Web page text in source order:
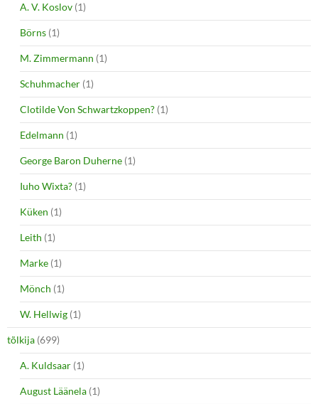
A. V. Koslov (1)
Börns (1)
M. Zimmermann (1)
Schuhmacher (1)
Clotilde Von Schwartzkoppen? (1)
Edelmann (1)
George Baron Duherne (1)
Iuho Wixta? (1)
Küken (1)
Leith (1)
Marke (1)
Mönch (1)
W. Hellwig (1)
tõlkija (699)
A. Kuldsaar (1)
August Läänela (1)